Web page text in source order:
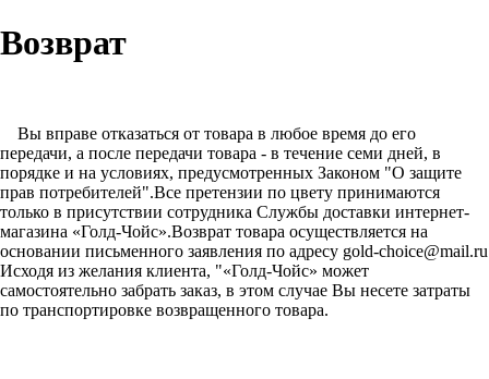
Возврат
Вы вправе отказаться от товара в любое время до его
передачи, а после передачи товара - в течение семи дней, в
порядке и на условиях, предусмотренных Законом "О защите
прав потребителей".Все претензии по цвету принимаются
только в присутствии сотрудника Службы доставки интернет-
магазина «Голд-Чойс».Возврат товара осуществляется на
основании письменного заявления по адресу gold-choice@mail.ru
Исходя из желания клиента, "«Голд-Чойс» может
самостоятельно забрать заказ, в этом случае Вы несете затраты
по транспортировке возвращенного товара.